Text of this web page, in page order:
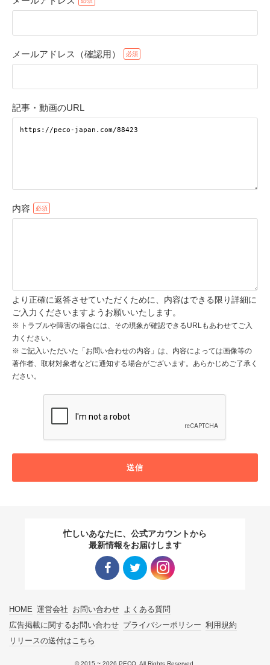
メールアドレス（確認用）
記事・動画のURL
内容
より正確に返答させていただくために、内容はできる限り詳細に
ご入力くださいますようお願いいたします。
トラブルや障害の場合には、その現象が確認できるURLもあわせてご入
力ください。
ご記入いただいた「お問い合わせの内容」は、内容によっては画像等の
著作者、取材対象者などに通知する場合がございます。あらかじめご了承く
ださい。
送信
忙しいあなたに、公式アカウントから
最新情報をお届けします
HOME 運営会社 お問い合わせ よくある質問
広告掲載に関するお問い合わせ プライバシーポリシー 利用規約
リリースの送付はこちら
© 2015 ~ 2026 PECO. All Rights Reserved.
アプリで開く